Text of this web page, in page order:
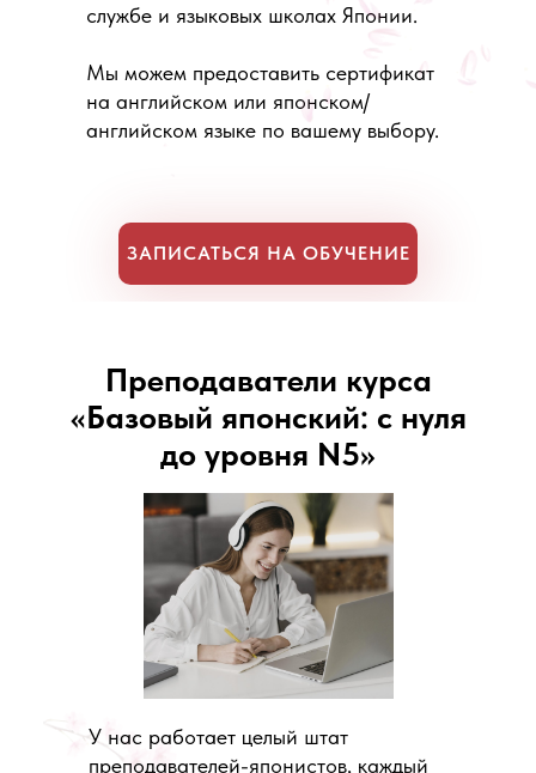
службе и языковых школах Японии.
Мы можем предоставить сертификат
на английском или японском/
английском языке по вашему выбору.
ЗАПИСАТЬСЯ НА ОБУЧЕНИЕ
Преподаватели курса
«Базовый японский: с нуля
до уровня N5»
У нас работает целый штат
преподавателей-японистов, каждый